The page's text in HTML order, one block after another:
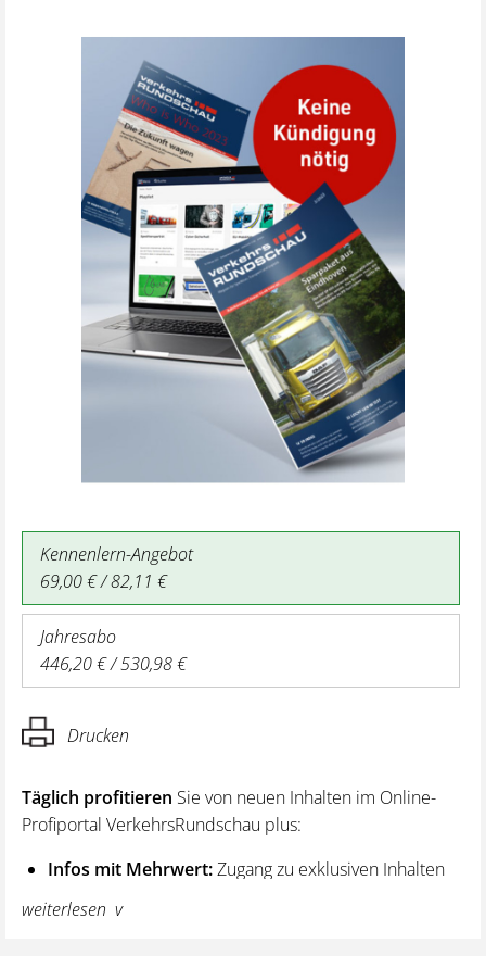
Kennenlern-Angebot
69,00 € / 82,11 €
Jahresabo
446,20 € / 530,98 €
Drucken
Täglich profitieren Sie von neuen Inhalten im Online-
Profiportal VerkehrsRundschau plus:
Infos mit Mehrwert:Zugang zu exklusiven Inhalten
und Hintergrundwissen – von aktuellen Regelungen
wie z. B. bei den Lenk- und Ruhezeiten,
weiterlesen